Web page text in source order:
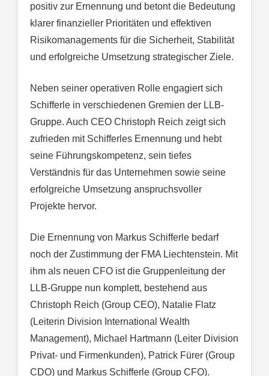
positiv zur Ernennung und betont die Bedeutung
klarer finanzieller Prioritäten und effektiven
Risikomanagements für die Sicherheit, Stabilität
und erfolgreiche Umsetzung strategischer Ziele.
Neben seiner operativen Rolle engagiert sich
Schifferle in verschiedenen Gremien der LLB-
Gruppe. Auch CEO Christoph Reich zeigt sich
zufrieden mit Schifferles Ernennung und hebt
seine Führungskompetenz, sein tiefes
Verständnis für das Unternehmen sowie seine
erfolgreiche Umsetzung anspruchsvoller
Projekte hervor.
Die Ernennung von Markus Schifferle bedarf
noch der Zustimmung der FMA Liechtenstein. Mit
ihm als neuen CFO ist die Gruppenleitung der
LLB-Gruppe nun komplett, bestehend aus
Christoph Reich (Group CEO), Natalie Flatz
(Leiterin Division International Wealth
Management), Michael Hartmann (Leiter Division
Privat- und Firmenkunden), Patrick Fürer (Group
CDO) und Markus Schifferle (Group CFO).